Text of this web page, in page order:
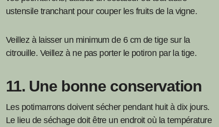
ustensile tranchant pour couper les fruits de la vigne.
Veillez à laisser un minimum de 6 cm de tige sur la
citrouille. Veillez à ne pas porter le potiron par la tige.
11. Une bonne conservation
Les potimarrons doivent sécher pendant huit à dix jours.
Le lieu de séchage doit être un endroit où la température